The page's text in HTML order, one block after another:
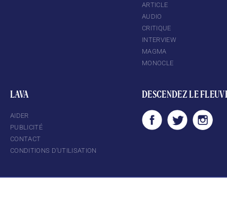
ARTICLE
AUDIO
CRITIQUE
INTERVIEW
MAGMA
MONOCLE
LAVA
AIDER
PUBLICITÉ
CONTACT
CONDITIONS D’UTILISATION
DESCENDEZ LE